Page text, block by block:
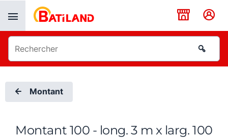
Montant
Montant 100 - long. 3 m x larg. 100
Panneau de gestion des cookies